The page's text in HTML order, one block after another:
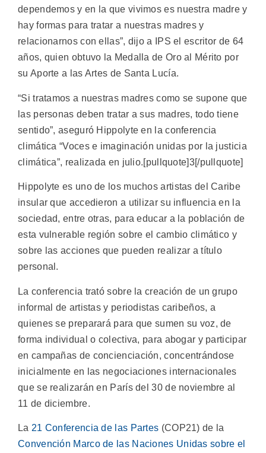
dependemos y en la que vivimos es nuestra madre y
hay formas para tratar a nuestras madres y
relacionarnos con ellas”, dijo a IPS el escritor de 64
años, quien obtuvo la Medalla de Oro al Mérito por
su Aporte a las Artes de Santa Lucía.
“Si tratamos a nuestras madres como se supone que
las personas deben tratar a sus madres, todo tiene
sentido”, aseguró Hippolyte en la conferencia
climática “Voces e imaginación unidas por la justicia
climática”, realizada en julio.[pullquote]3[/pullquote]
Hippolyte es uno de los muchos artistas del Caribe
insular que accedieron a utilizar su influencia en la
sociedad, entre otras, para educar a la población de
esta vulnerable región sobre el cambio climático y
sobre las acciones que pueden realizar a título
personal.
La conferencia trató sobre la creación de un grupo
informal de artistas y periodistas caribeños, a
quienes se preparará para que sumen su voz, de
forma individual o colectiva, para abogar y participar
en campañas de concienciación, concentrándose
inicialmente en las negociaciones internacionales
que se realizarán en París del 30 de noviembre al
11 de diciembre.
La 21 Conferencia de las Partes (COP21) de la
Convención Marco de las Naciones Unidas sobre el